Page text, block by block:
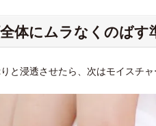
体にムラなくのばす
と浸透させたら、次はモイスチャ